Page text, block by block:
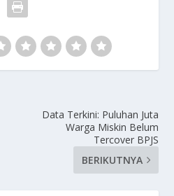
Data Terkini: Puluhan Juta
Warga Miskin Belum
Tercover BPJS
BERIKUTNYA